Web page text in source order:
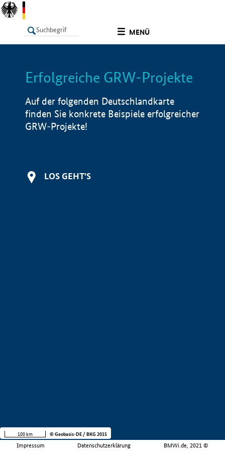
MENÜ
LISTE Info
Erfolgreiche GRW-Projekte
Auf der folgenden Deutschlandkarte
finden Sie konkrete Beispiele erfolgreicher
GRW-Projekte!
LOS GEHT'S
Impressum Datenschutzerklärung BMWi.de, 2021 ©
100 km © Geobasis-DE / BKG 2015